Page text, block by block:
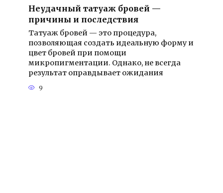
Неудачный татуаж бровей —
причины и последствия
Татуаж бровей — это процедура,
позволяющая создать идеальную форму и
цвет бровей при помощи
микропигментации. Однако, не всегда
результат оправдывает ожидания
9